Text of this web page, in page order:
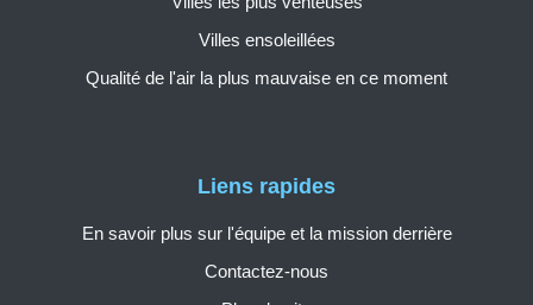
Liens rapides
En savoir plus sur l'équipe et la mission derrière
Contactez-nous
Villes ensoleillées
Qualité de l'air la plus mauvaise en ce moment